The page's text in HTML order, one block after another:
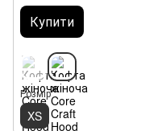
Купити
Розмір
XS